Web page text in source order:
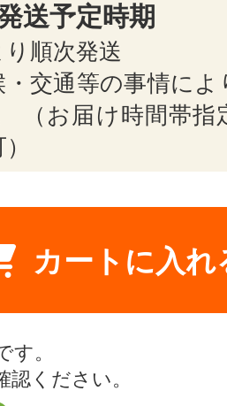
送予定時期
順次発送
交通等の事情によ
（お届け時間帯指
カートに入れ
す。
認ください。